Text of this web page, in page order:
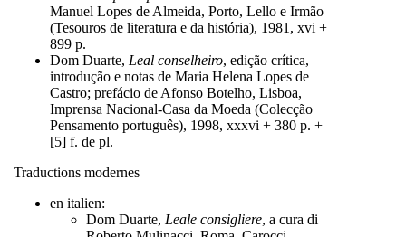
Manuel Lopes de Almeida, Porto, Lello e Irmão
(Tesouros de literatura e da história), 1981, xvi +
899 p.
Dom Duarte, Leal conselheiro, edição crítica,
introdução e notas de Maria Helena Lopes de
Castro; prefácio de Afonso Botelho, Lisboa,
Imprensa Nacional-Casa da Moeda (Colecção
Pensamento português), 1998, xxxvi + 380 p. +
[5] f. de pl.
Traductions modernes
en italien:
Dom Duarte, Leale consigliere, a cura di